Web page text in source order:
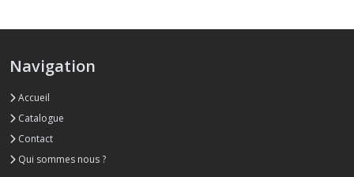
Navigation
Accueil
Catalogue
Contact
Qui sommes nous ?